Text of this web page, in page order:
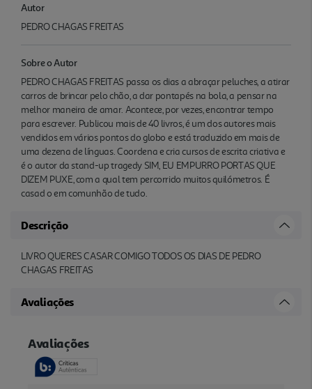
Autor
PEDRO CHAGAS FREITAS
Sobre o Autor
PEDRO CHAGAS FREITAS passa os dias a abraçar peluches, a atirar
carros de brincar pelo chão, a dar pontapés na bola, a pensar na
melhor maneira de amar. Acontece, por vezes, encontrar tempo
para escrever. Publicou mais de 40 livros, é um dos autores mais
vendidos em vários pontos do globo e está traduzido em mais de
uma dezena de línguas. Coordena e cria cursos de escrita criativa e
é o autor da stand-up tragedy SIM, EU EMPURRO PORTAS QUE
DIZEM PUXE, com a qual tem percorrido muitos quilómetros. É
casad o em comunhão de tudo.
Descrição
LIVRO QUERES CASAR COMIGO TODOS OS DIAS DE PEDRO
CHAGAS FREITAS
Avaliações